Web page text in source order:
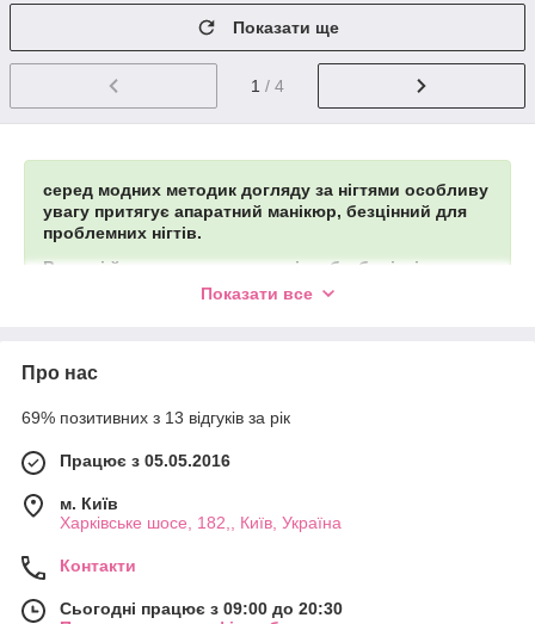
Показати ще
1 / 4
серед модних методик догляду за нігтями особливу
увагу притягує апаратний манікюр, безцінний для
проблемних нігтів.
В числі його очевидних плюсів – безболісність,
безкровність, економія робочого часу, повна
Обробка нігтів і кутикули;
Шліфування і полірування нігтів;
Для зняття гелів і гель лак з нігтів;
Для вирівнювання і коригування форми нігтів;
Застосовується для штучних і натуральних нігтів;
обробці нігтів;
Показати все
Про нас
69% позитивних з 13 відгуків за рік
Працює з 05.05.2016
м. Київ
Харківське шосе, 182,, Київ, Україна
Контакти
Сьогодні працює з 09:00 до 20:30